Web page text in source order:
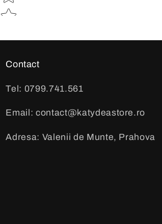
Contact
Tel: 0799.741.561
Email: contact@katydeastore.ro
Adresa: Valenii de Munte, Prahova